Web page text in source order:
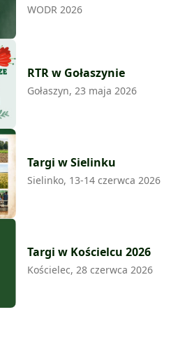
WODR 2026
RTR w Gołaszynie
Gołaszyn, 23 maja 2026
Targi w Sielinku
Sielinko, 13-14 czerwca 2026
Targi w Kościelcu 2026
Kościelec, 28 czerwca 2026